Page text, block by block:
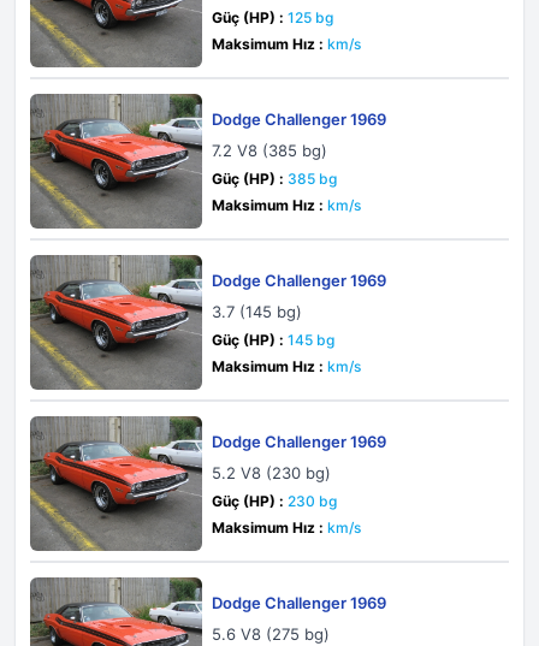
Güç (HP) : 125 bg
Maksimum Hız : km/s
Dodge Challenger 1969
7.2 V8 (385 bg)
Güç (HP) : 385 bg
Maksimum Hız : km/s
Dodge Challenger 1969
3.7 (145 bg)
Güç (HP) : 145 bg
Maksimum Hız : km/s
Dodge Challenger 1969
5.2 V8 (230 bg)
Güç (HP) : 230 bg
Maksimum Hız : km/s
Dodge Challenger 1969
5.6 V8 (275 bg)